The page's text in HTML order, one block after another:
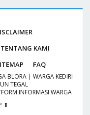
TENTANG KAMI
FAQ
BLORA | WARGA KEDIRI
TEGAL
INFORMASI WARGA
⬆